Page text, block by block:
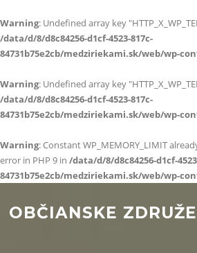
Warning: Undefined array key
/data/d/8/d8c84256-d1cf-4523-817c-
84731b75e2cb/medziriekami.sk/web/wp-
Warning: Undefined array key
/data/d/8/d8c84256-d1cf-4523-817c-
84731b75e2cb/medziriekami.sk/web/wp-
Warning: Constant WP_MEMORY_LIMIT
error in PHP 9 in /data/d/8/d8c84256-d1cf-
84731b75e2cb/medziriekami.sk/web/wp-
OBČIANSKE